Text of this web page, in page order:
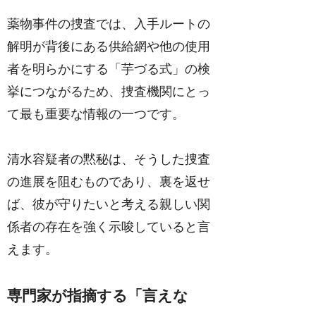
薬物事件の捜査では、入手ルートの
解明が背後にある供給網や他の使用
者を明らかにする「芋づる式」の検
挙につながるため、捜査機関にとっ
て最も重要な情報の一つです。
清水容疑者の黙秘は、そうした捜査
の進展を阻むものであり、裏を返せ
ば、彼が守りたいと考える親しい関
係者の存在を強く示唆していると言
えます。
専門家が指摘する「言えな